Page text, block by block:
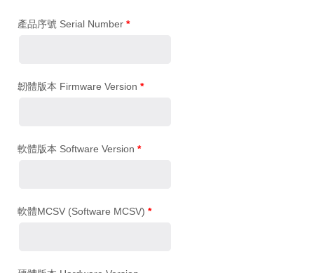
產品序號 Serial Number *
韌體版本 Firmware Version *
軟體版本 Software Version *
軟體MCSV (Software MCSV) *